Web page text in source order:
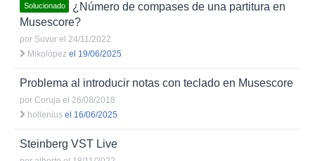
Solucionado
¿Número de compases de una partitura en
Musescore?
por Suvur el 24/11/2022
Mikolópez el 19/06/2025
Problema al introducir notas con teclado en Musescore
por Coruja el 26/08/2018
hollenius el 16/06/2025
Steinberg VST Live